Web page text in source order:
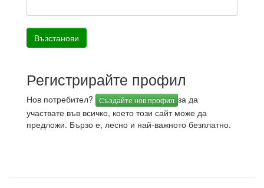
Регистрирайте профил
Нов потребител? Създайте нов профил за да
участвате във всичко, което този сайт може да
предложи. Бързо е, лесно и най-важното безплатно.